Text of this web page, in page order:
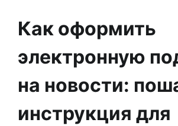
Как оформить
электронную
на новости:
инструкция для